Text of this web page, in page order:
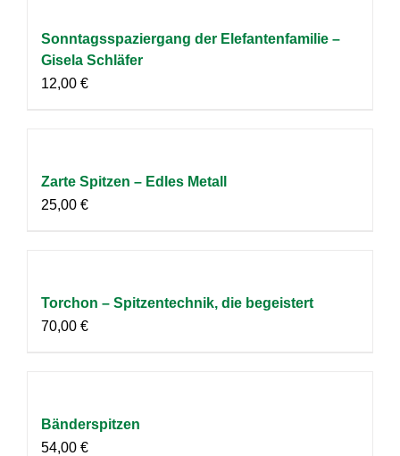
Sonntagsspaziergang der Elefantenfamilie –
Gisela Schläfer
12,00 €
Zarte Spitzen – Edles Metall
25,00 €
Torchon – Spitzentechnik, die begeistert
70,00 €
Bänderspitzen
54,00 €